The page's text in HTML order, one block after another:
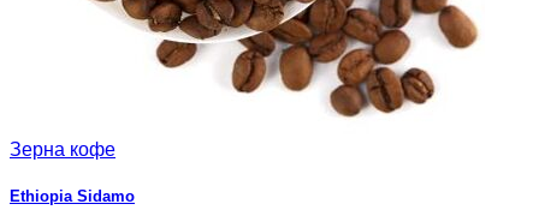
Зерна кофе
Ethiopia Sidamo